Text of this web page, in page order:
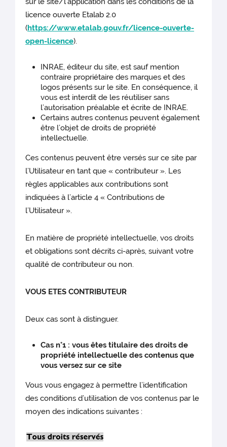
licence ouverte Etalab 2.0
(https://www.etalab.gouv.fr/licence-ouverte-
open-licence).
INRAE, éditeur du site, est sauf mention
contraire propriétaire des marques et des
logos présents sur le site. En conséquence, il
vous est interdit de les réutiliser sans
l’autorisation préalable et écrite de INRAE.
Certains autres contenus peuvent également
être l’objet de droits de propriété
intellectuelle.
Ces contenus peuvent être versés sur ce site par
l’Utilisateur en tant que « contributeur ». Les
règles applicables aux contributions sont
indiquées à l’article 4 « Contributions de
l’Utilisateur ».
En matière de propriété intellectuelle, vos droits
et obligations sont décrits ci-après, suivant votre
qualité de contributeur ou non.
VOUS ETES CONTRIBUTEUR
Deux cas sont à distinguer.
Cas n°1 : vous êtes titulaire des droits de
propriété intellectuelle des contenus que
vous versez sur ce site
Vous vous engagez à permettre l’identification
des conditions d’utilisation de vos contenus par le
moyen des indications suivantes :